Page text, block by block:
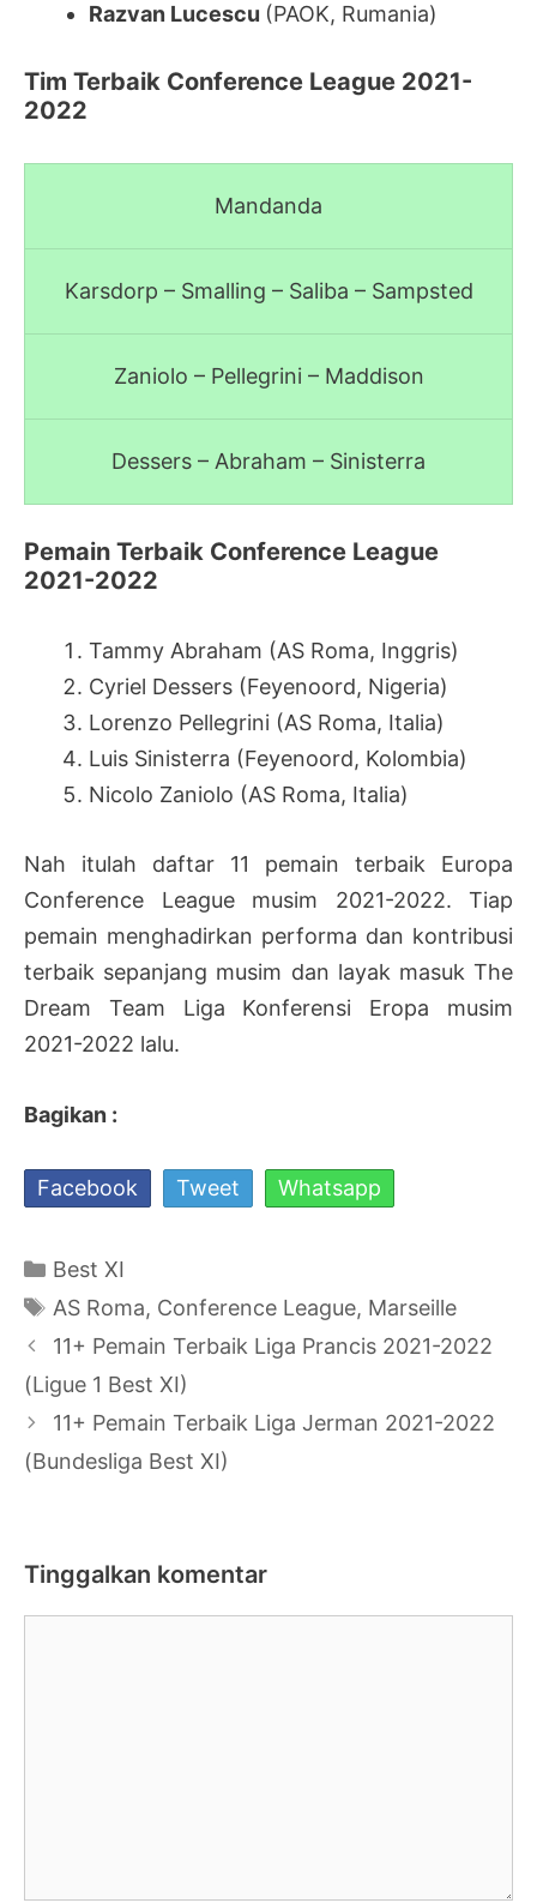
Razvan Lucescu (PAOK, Rumania)
Tim Terbaik Conference League 2021-
2022
Mandanda
Karsdorp – Smalling – Saliba – Sampsted
Zaniolo – Pellegrini – Maddison
Dessers – Abraham – Sinisterra
Pemain Terbaik Conference League
2021-2022
Tammy Abraham (AS Roma, Inggris)
Cyriel Dessers (Feyenoord, Nigeria)
Lorenzo Pellegrini (AS Roma, Italia)
Luis Sinisterra (Feyenoord, Kolombia)
Nicolo Zaniolo (AS Roma, Italia)
Nah itulah daftar 11 pemain terbaik Europa
Conference League musim 2021-2022. Tiap
pemain menghadirkan performa dan kontribusi
terbaik sepanjang musim dan layak masuk The
Dream Team Liga Konferensi Eropa musim
2021-2022 lalu.
Bagikan :
Facebook Tweet Whatsapp
Kategori
Best XI
Tag
AS Roma, Conference League, Marseille
Navigasi
Tulisan
11+ Pemain Terbaik Liga Prancis 2021-2022
(Ligue 1 Best XI)
11+ Pemain Terbaik Liga Jerman 2021-2022
(Bundesliga Best XI)
Tinggalkan komentar